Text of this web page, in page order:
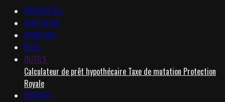
PROPRIETES
ACHETEURS
VENDEURS
BLOG
OUTILS
Calculateur de prêt hypothécaire Taxe de mutation Protection
Royale
CONTACT